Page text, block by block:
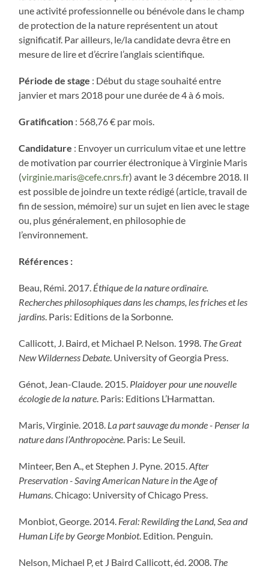
une activité professionnelle ou bénévole dans le champ
de protection de la nature représentent un atout
significatif. Par ailleurs, le/la candidate devra être en
mesure de lire et d’écrire l’anglais scientifique.
Période de stage : Début du stage souhaité entre
janvier et mars 2018 pour une durée de 4 à 6 mois.
Gratification : 568,76 € par mois.
Candidature : Envoyer un curriculum vitae et une lettre
de motivation par courrier électronique à Virginie Maris
(virginie.maris@cefe.cnrs.fr) avant le 3 décembre 2018. Il
est possible de joindre un texte rédigé (article, travail de
fin de session, mémoire) sur un sujet en lien avec le stage
ou, plus généralement, en philosophie de
l’environnement.
Références :
Beau, Rémi. 2017. Éthique de la nature ordinaire.
Recherches philosophiques dans les champs, les friches et les
jardins. Paris: Editions de la Sorbonne.
Callicott, J. Baird, et Michael P. Nelson. 1998. The Great
New Wilderness Debate. University of Georgia Press.
Génot, Jean-Claude. 2015. Plaidoyer pour une nouvelle
écologie de la nature. Paris: Editions L’Harmattan.
Maris, Virginie. 2018. La part sauvage du monde - Penser la
nature dans l’Anthropocène. Paris: Le Seuil.
Minteer, Ben A., et Stephen J. Pyne. 2015.After
Preservation - Saving American Nature in the Age of
Humans. Chicago: University of Chicago Press.
Monbiot, George. 2014. Feral: Rewilding the Land, Sea and
Human Life by George Monbiot. Edition. Penguin.
Nelson, Michael P, et J Baird Callicott, éd. 2008. The